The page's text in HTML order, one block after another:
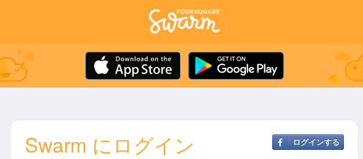
ログインする
Swarm にログイン